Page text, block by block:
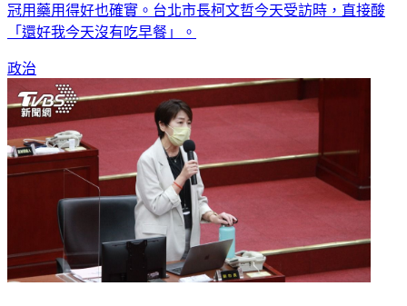
冠用藥用得好也確實。台北市長柯文哲今天受訪時，直接酸
「還好我今天沒有吃早餐」。
政治